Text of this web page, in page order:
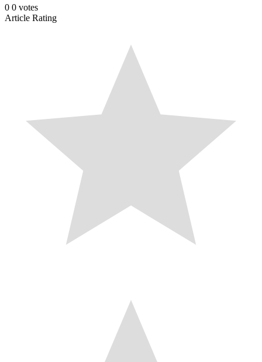
0 0 votes
Article Rating